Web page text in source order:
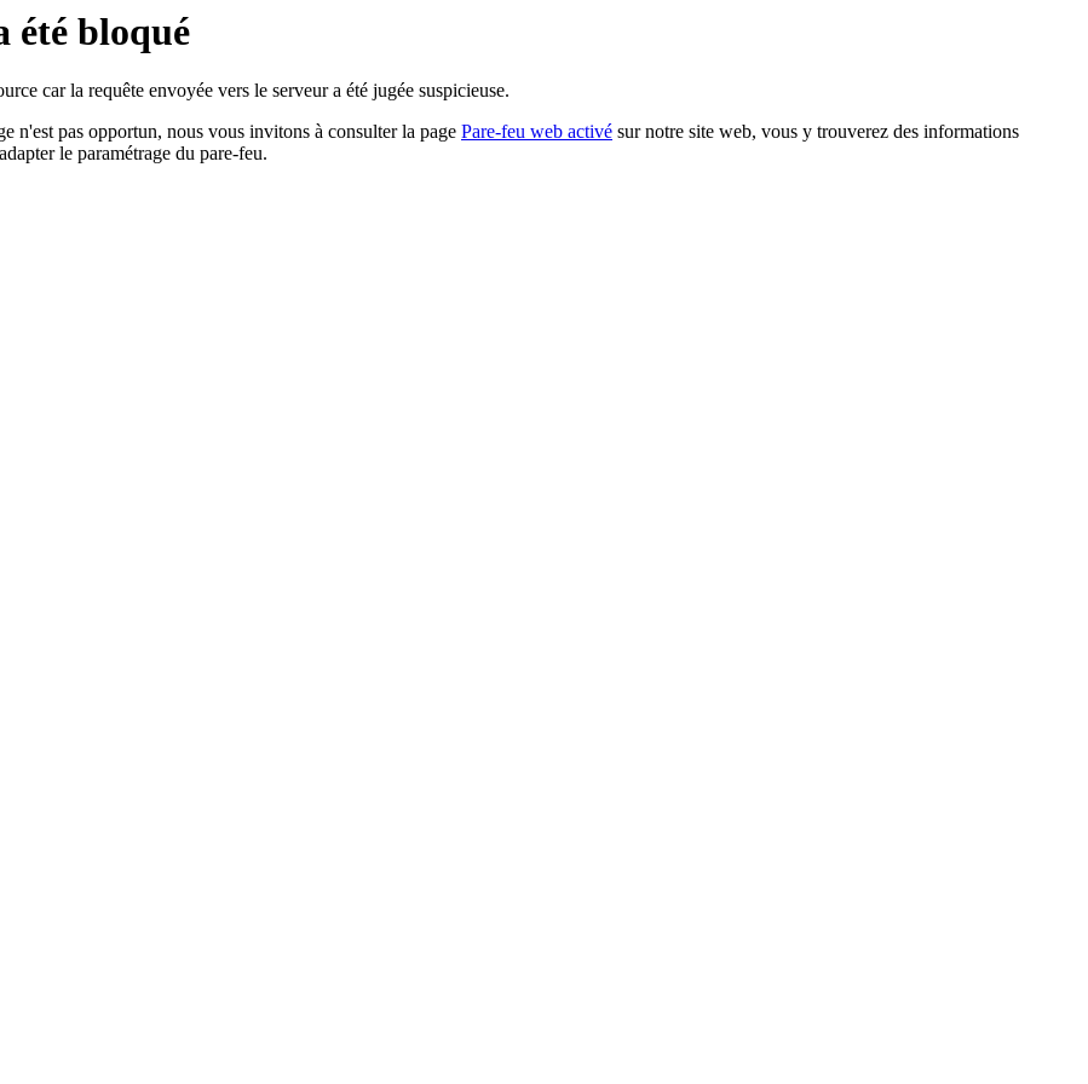
été bloqué
car la requête envoyée vers le serveur a été jugée suspicieuse.
n'est pas opportun, nous vous invitons à consulter la page Pare-feu web activé sur notre site web, vous y trouverez des informations
le paramétrage du pare-feu.